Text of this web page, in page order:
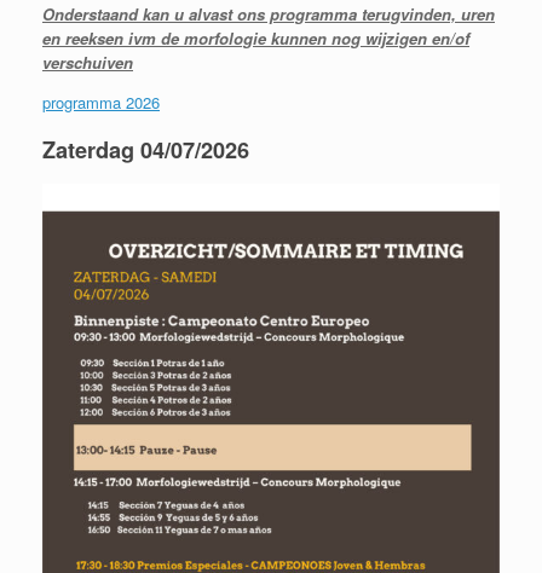
Onderstaand kan u alvast ons programma terugvinden, uren
en reeksen ivm de morfologie kunnen nog wijzigen en/of
verschuiven
programma 2026
Zaterdag 04/07/2026